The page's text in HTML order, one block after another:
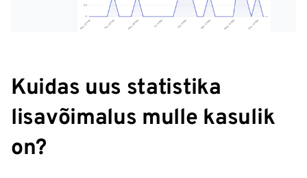
Kuidas uus statistika
lisavõimalus mulle kasulik
on?